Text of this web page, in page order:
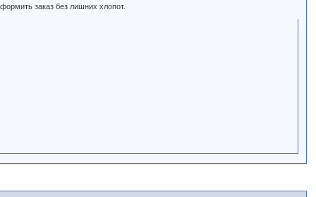
заказ без лишних хлопот.